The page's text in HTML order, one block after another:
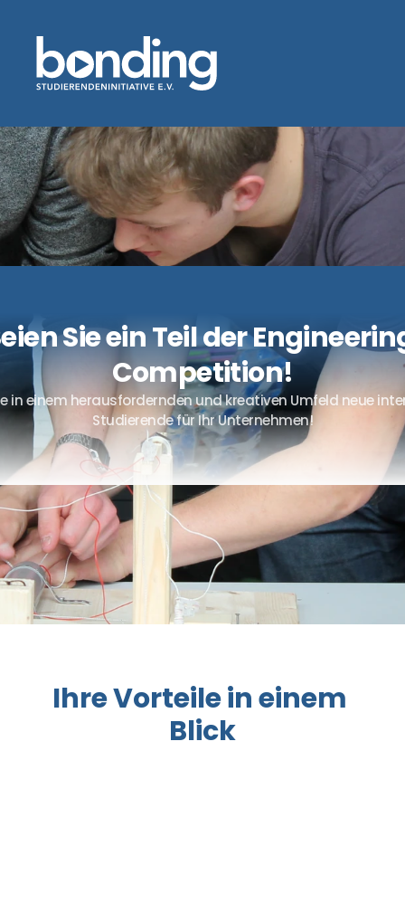
Sie ein Teil der
Competition!
in einem herausfordernden und kreativen Umfeld neue
Studierende für Ihr Unternehmen!
Ihre Vorteile in einem
Blick